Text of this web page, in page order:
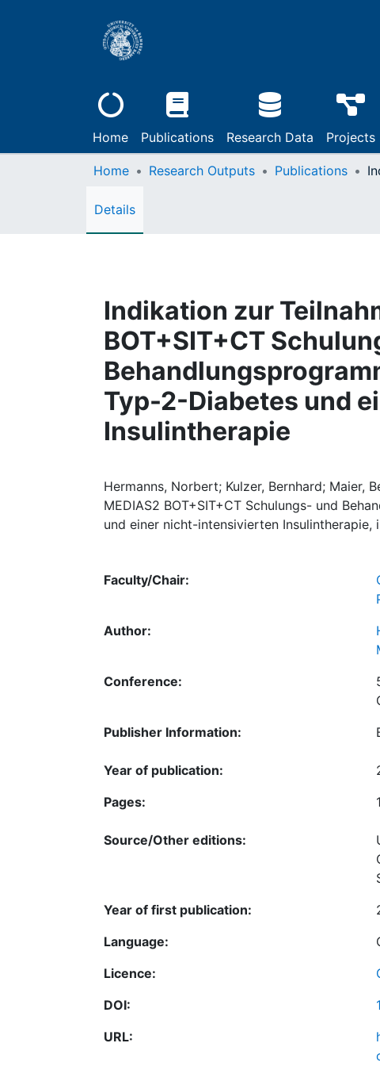
Home Publications Research Data Projects
Home Research Outputs Publications
Details
Indikation zur
BOT+SIT+CT
Typ-2-Diabetes und
Insulintherapie
Hermanns, Norbert; Kulzer, Bernhard; Maier,
MEDIAS2 BOT+SIT+CT Schulungs- und
und einer nicht-intensivierten
Faculty/Chair:
Author:
Conference:
Publisher Information:
Year of publication:
Pages:
1
Source/Other editions:
Year of first publication:
Language:
Licence:
DOI:
URL: